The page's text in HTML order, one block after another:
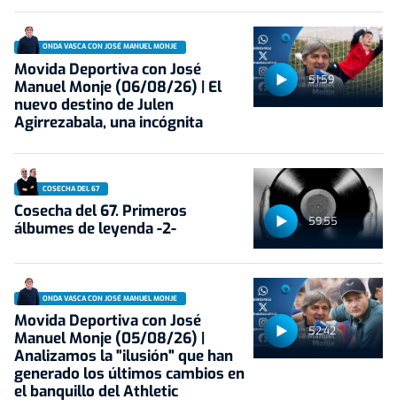
51:59
ONDA VASCA CON JOSÉ MANUEL MONJE
Movida Deportiva con José
Manuel Monje (06/08/26) | El
nuevo destino de Julen
Agirrezabala, una incógnita
59:55
COSECHA DEL 67
Cosecha del 67. Primeros
álbumes de leyenda -2-
52:42
ONDA VASCA CON JOSÉ MANUEL MONJE
Movida Deportiva con José
Manuel Monje (05/08/26) |
Analizamos la "ilusión" que han
generado los últimos cambios en
el banquillo del Athletic